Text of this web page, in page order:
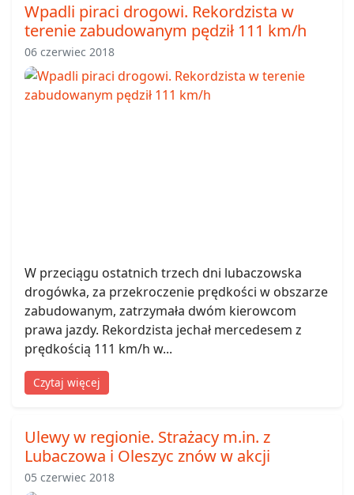
Wpadli piraci drogowi. Rekordzista w
terenie zabudowanym pędził 111 km/h
06 czerwiec 2018
W przeciągu ostatnich trzech dni lubaczowska
drogówka, za przekroczenie prędkości w obszarze
zabudowanym, zatrzymała dwóm kierowcom
prawa jazdy. Rekordzista jechał mercedesem z
prędkością 111 km/h w...
Czytaj więcej
Ulewy w regionie. Strażacy m.in. z
Lubaczowa i Oleszyc znów w akcji
05 czerwiec 2018